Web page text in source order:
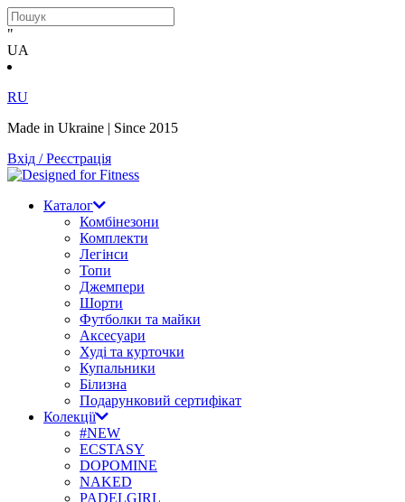
"
UA
RU
Made in Ukraine | Since 2015
Вхід / Реєстрація
Каталог
Комбінезони
Комплекти
Легінси
Топи
Джемпери
Шорти
Футболки та майки
Аксесуари
Худі та курточки
Купальники
Білизна
Подарунковий сертифікат
Колекції
#NEW
ECSTASY
DOPOMINE
NAKED
PADELGIRL